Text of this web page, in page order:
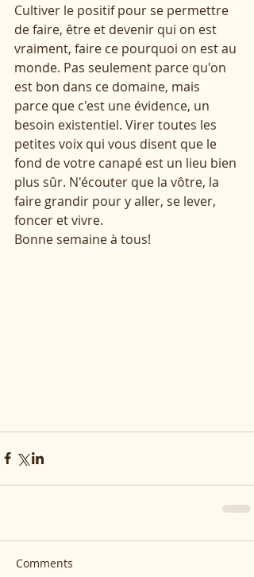
Cultiver le positif pour se permettre
de faire, être et devenir qui on est
vraiment, faire ce pourquoi on est au
monde. Pas seulement parce qu'on
est bon dans ce domaine, mais
parce que c'est une évidence, un
besoin existentiel. Virer toutes les
petites voix qui vous disent que le
fond de votre canapé est un lieu bien
plus sûr. N'écouter que la vôtre, la
faire grandir pour y aller, se lever,
foncer et vivre.
Bonne semaine à tous!
Comments